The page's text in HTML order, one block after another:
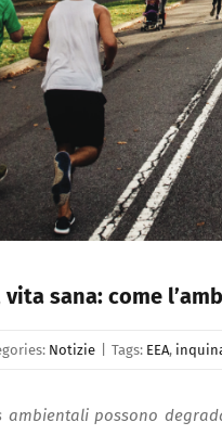
vita sana: come
Notizie Tags: EEA,
possono